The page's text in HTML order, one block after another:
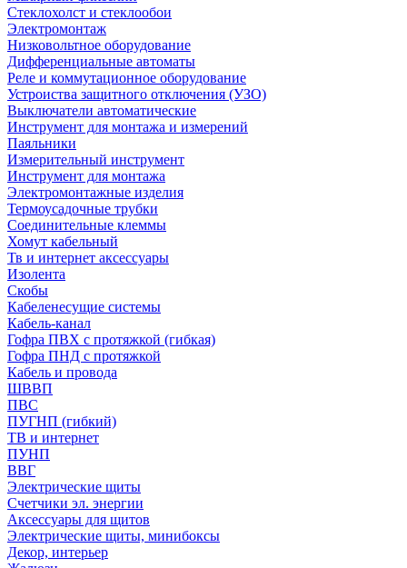
Стеклохолст и стеклообои
Электромонтаж
Низковольтное оборудование
Дифференциальные автоматы
Реле и коммутационное оборудование
Устроиства защитного отключения (УЗО)
Выключатели автоматические
Инструмент для монтажа и измерений
Паяльники
Измерительный инструмент
Инструмент для монтажа
Электромонтажные изделия
Термоусадочные трубки
Соединительные клеммы
Хомут кабельный
Тв и интернет аксессуары
Изолента
Скобы
Кабеленесущие системы
Кабель-канал
Гофра ПВХ с протяжкой (гибкая)
Гофра ПНД с протяжкой
Кабель и провода
ШВВП
ПВС
ПУГНП (гибкий)
ТВ и интернет
ПУНП
ВВГ
Электрические щиты
Счетчики эл. энергии
Аксессуары для щитов
Электрические щиты, минибоксы
Декор, интерьер